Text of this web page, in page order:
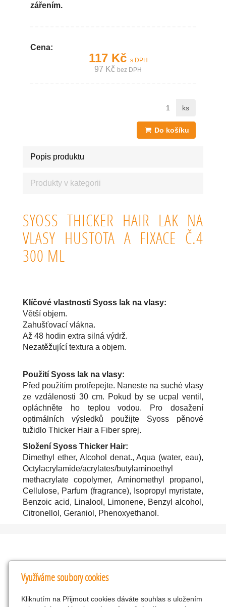
zářením.
Cena:
117 Kč s DPH
97 Kč bez DPH
ks
Do košíku
Popis produktu
Produkty v kategorii
SYOSS THICKER HAIR LAK NA
VLASY HUSTOTA A FIXACE Č.4
300 ML
Klíčové vlastnosti Syoss lak na vlasy:
Větší objem.
Zahušťovací vlákna.
Až 48 hodin extra silná výdrž.
Nezatěžující textura a objem.
Použití Syoss lak na vlasy:
Před použitím protřepejte. Naneste na suché vlasy
ze vzdálenosti 30 cm. Pokud by se ucpal ventil,
opláchněte ho teplou vodou. Pro dosažení
optimálních výsledků použijte Syoss pěnové
tužidlo Thicker Hair a Fiber sprej.
Složení Syoss Thicker Hair:
Dimethyl ether, Alcohol denat., Aqua (water, eau),
Octylacrylamide/acrylates/butylaminoethyl
methacrylate copolymer, Aminomethyl propanol,
Cellulose, Parfum (fragrance), Isopropyl myristate,
Benzoic acid, Linalool, Limonene, Benzyl alcohol,
Citronellol, Geraniol, Phenoxyethanol.
Kontakty
KNK obchodní společnost s r.o.
Využíváme soubory cookies
Kliknutím na Přijmout cookies dáváte souhlas s uložením